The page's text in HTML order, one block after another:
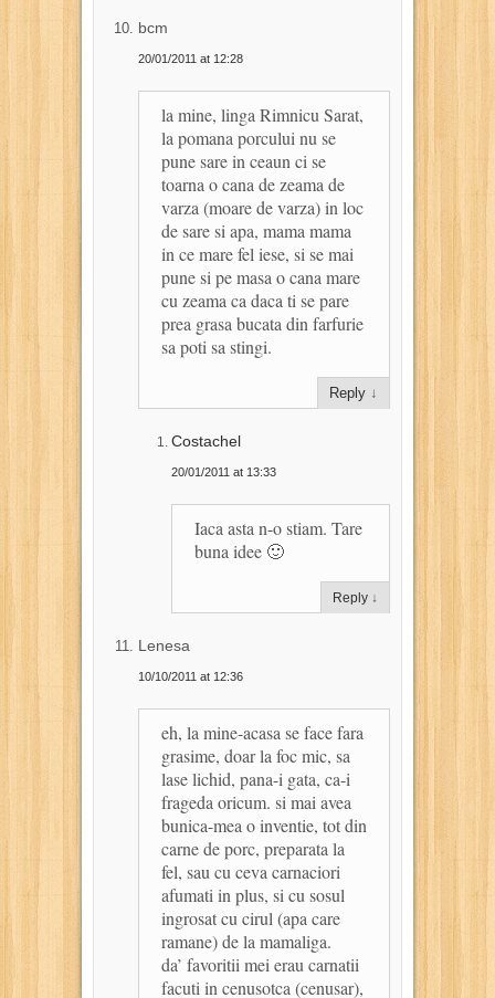
bcm
20/01/2011 at 12:28
la mine, linga Rimnicu Sarat,
la pomana porcului nu se
pune sare in ceaun ci se
toarna o cana de zeama de
varza (moare de varza) in loc
de sare si apa, mama mama
in ce mare fel iese, si se mai
pune si pe masa o cana mare
cu zeama ca daca ti se pare
prea grasa bucata din farfurie
sa poti sa stingi.
Reply ↓
Costachel
20/01/2011 at 13:33
Iaca asta n-o stiam. Tare
buna idee 🙂
Reply ↓
Lenesa
10/10/2011 at 12:36
eh, la mine-acasa se face fara
grasime, doar la foc mic, sa
lase lichid, pana-i gata, ca-i
frageda oricum. si mai avea
bunica-mea o inventie, tot din
carne de porc, preparata la
fel, sau cu ceva carnaciori
afumati in plus, si cu sosul
ingrosat cu cirul (apa care
ramane) de la mamaliga.
da’ favoritii mei erau carnatii
facuti in cenusotca (cenusar),